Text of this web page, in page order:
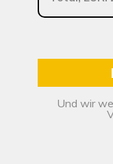
Und wir